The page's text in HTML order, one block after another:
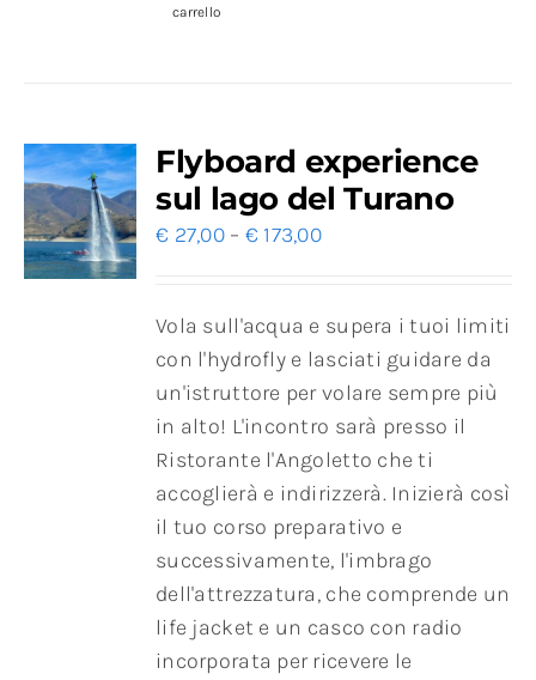
carrello
Flyboard experience
sul lago del Turano
€ 27,00 – € 173,00
Vola sull'acqua e supera i tuoi limiti
con l'hydrofly e lasciati guidare da
un'istruttore per volare sempre più
in alto! L'incontro sarà presso il
Ristorante l'Angoletto che ti
accoglierà e indirizzerà. Inizierà così
il tuo corso preparativo e
successivamente, l'imbrago
dell'attrezzatura, che comprende un
life jacket e un casco con radio
incorporata per ricevere le